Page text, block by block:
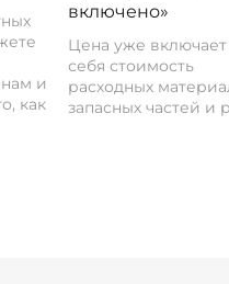
и
как
включено»
Цена уже включает
себя стоимость
расходных
запасных частей и